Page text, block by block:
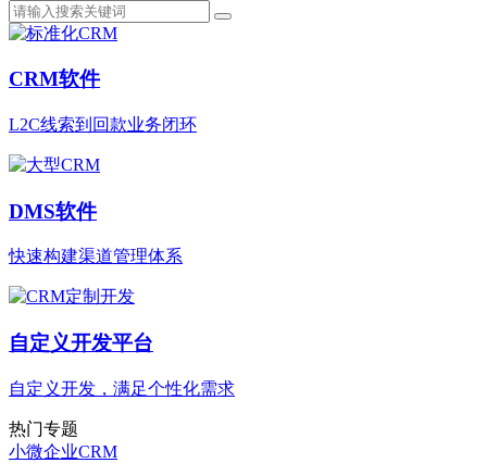
CRM软件
L2C线索到回款业务闭环
DMS软件
快速构建渠道管理体系
自定义开发平台
自定义开发，满足个性化需求
热门专题
小微企业CRM